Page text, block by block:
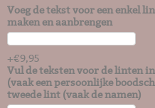
Voeg de tekst voor een enkel
maken en aanbrengen
+€9,95
Vul de teksten voor de linten
(vaak een persoonlijke
tweede lint (vaak de namen)